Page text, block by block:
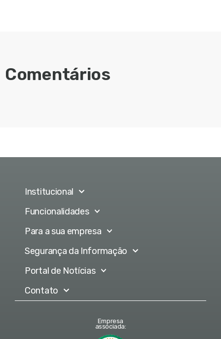
Comentários
Institucional
Funcionalidades
Para a sua empresa
Segurança da Informação
Portal de Notícias
Contato
Empresa
associada: